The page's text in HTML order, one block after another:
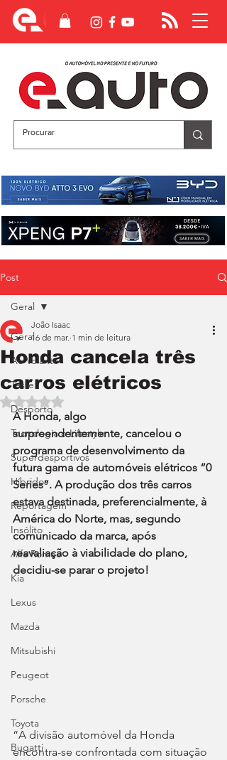
Post
Geral
Ao Volante
Teste
Desporto
Tecnologia e Lifestyle
Superdesportivos
Híbridos
Reportagem
Insólito
Alfa Romeo
Kia
Lexus
Mazda
Mitsubishi
Peugeot
Porsche
Toyota
Bugatti
Geral
Honda cancela três
carros elétricos
João Isaac
16 de mar. 1 min de leitura
Avaliado com NaN de 5 estrelas.
A Honda, algo
surpreendentemente, cancelou o
programa de desenvolvimento da
futura gama de automóveis elétricos “0
Series”. A produção dos três carros
estava destinada, preferencialmente, à
América do Norte, mas, segundo
comunicado da marca, após
reavaliação à viabilidade do plano,
decidiu-se parar o projeto!
“A divisão automóvel da Honda
encontra-se confrontada com situação